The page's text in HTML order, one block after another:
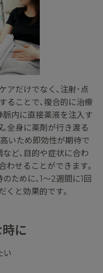
アだけでなく､注射･点
ることで､複合的に治療
内に直接薬液を注入す
全身に薬剤が行き渡る
いため即効性が期待で
ど､目的や症状に合わ
わせることができます｡
ために､1～2週間に1回
くと効果的です｡
に
い